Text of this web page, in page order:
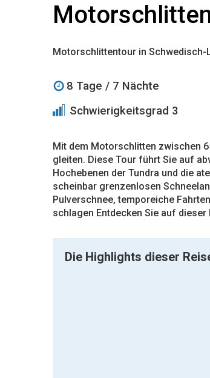
Motorschlittentour in Schwedisch-
8 Tage / 7 Nächte
Schwierigkeitsgrad 3
Mit dem Motorschlitten zwischen
gleiten. Diese Tour führt Sie auf
Hochebenen der Tundra und die
scheinbar grenzenlosen
Pulverschnee, temporeiche
schlagen Entdecken Sie auf dieser
Die Highlights dieser